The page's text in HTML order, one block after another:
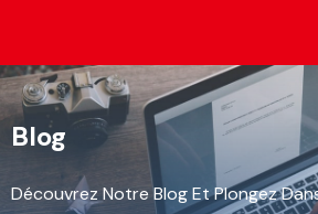
Blog
Découvrez Notre Blog Et Plongez